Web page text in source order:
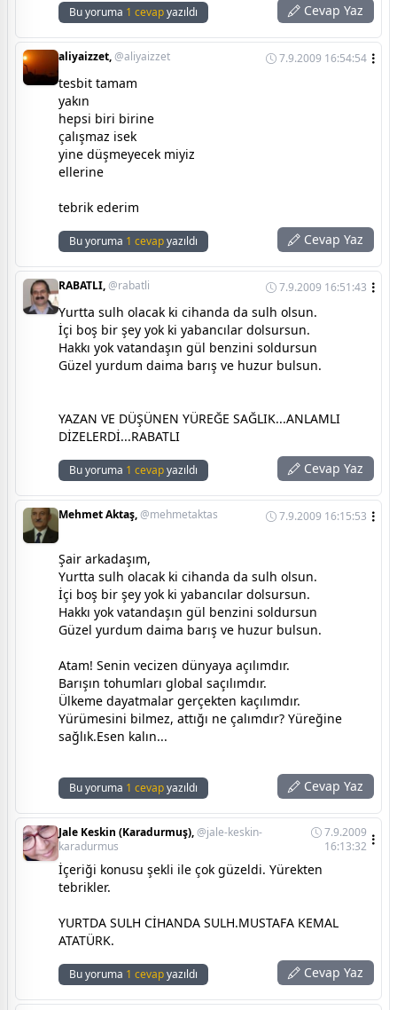
Bu yoruma 1 cevapyazıldı Cevap Yaz
aliyaizzet,@aliyaizzet 7.9.2009 16:54:54
tesbit tamam
yakın
hepsi biri birine
çalışmaz isek
yine düşmeyecek miyiz
ellerine
tebrik ederim
Bu yoruma 1 cevapyazıldı Cevap Yaz
RABATLI,@rabatli 7.9.2009 16:51:43
Yurtta sulh olacak ki cihanda da sulh olsun.
İçi boş bir şey yok ki yabancılar dolsursun.
Hakkı yok vatandaşın gül benzini soldursun
Güzel yurdum daima barış ve huzur bulsun.
YAZAN VE DÜŞÜNEN YÜREĞE SAĞLIK...ANLAMLI
DİZELERDİ...RABATLI
Bu yoruma 1 cevapyazıldı Cevap Yaz
Mehmet Aktaş,@mehmetaktas 7.9.2009 16:15:53
Şair arkadaşım,
Yurtta sulh olacak ki cihanda da sulh olsun.
İçi boş bir şey yok ki yabancılar dolsursun.
Hakkı yok vatandaşın gül benzini soldursun
Güzel yurdum daima barış ve huzur bulsun.
Atam! Senin vecizen dünyaya açılımdır.
Barışın tohumları global saçılımdır.
Ülkeme dayatmalar gerçekten kaçılımdır.
Yürümesini bilmez, attığı ne çalımdır? Yüreğine
sağlık.Esen kalın...
Bu yoruma 1 cevapyazıldı Cevap Yaz
Jale Keskin (Karadurmuş),@jale-keskin-
karadurmus
7.9.2009
16:13:32
İçeriği konusu şekli ile çok güzeldi. Yürekten
tebrikler.
YURTDA SULH CİHANDA SULH.MUSTAFA KEMAL
ATATÜRK.
Bu yoruma 1 cevapyazıldı Cevap Yaz